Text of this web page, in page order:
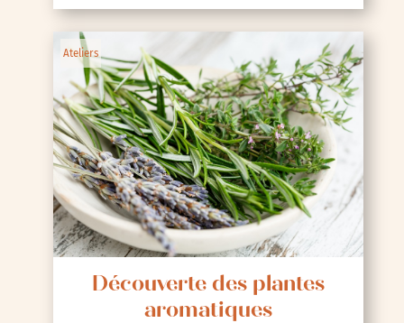
Ateliers
Découverte des plantes
aromatiques